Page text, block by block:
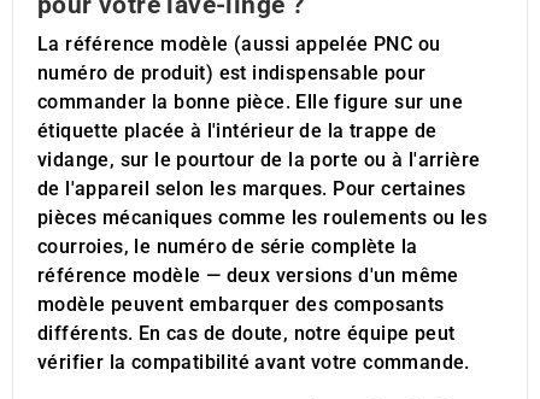
La référence modèle (aussi appelée PNC ou
numéro de produit) est indispensable pour
commander la bonne pièce. Elle figure sur une
étiquette placée à l'intérieur de la trappe de
vidange, sur le pourtour de la porte ou à l'arrière
de l'appareil selon les marques. Pour certaines
pièces mécaniques comme les roulements ou les
courroies, le numéro de série complète la
référence modèle — deux versions d'un même
modèle peuvent embarquer des composants
différents. En cas de doute, notre équipe peut
vérifier la compatibilité avant votre commande.